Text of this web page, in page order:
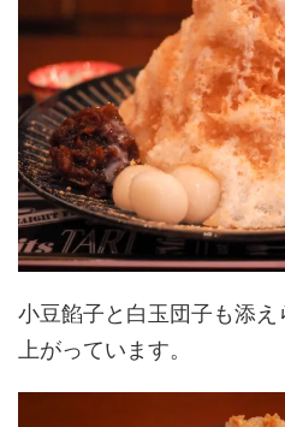
小豆餡子と白玉団子も添
上がっています。